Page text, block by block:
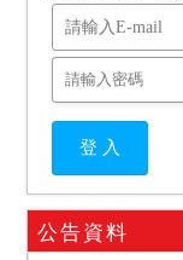
公告資料